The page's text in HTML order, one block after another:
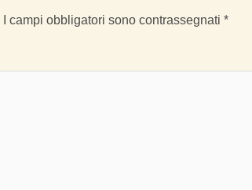
I campi obbligatori sono contrassegnati *